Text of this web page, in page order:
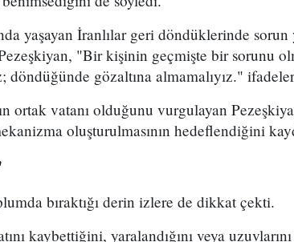
yaşayan İranlılar geri döndüklerinde sorun
"Bir kişinin geçmişte bir sorunu
gözaltına almamalıyız."
ortak vatanı olduğunu vurgulayan
oluşturulmasının hedeflendiğini
bıraktığı derin izlere de dikkat çekti.
kaybettiğini, yaralandığını veya